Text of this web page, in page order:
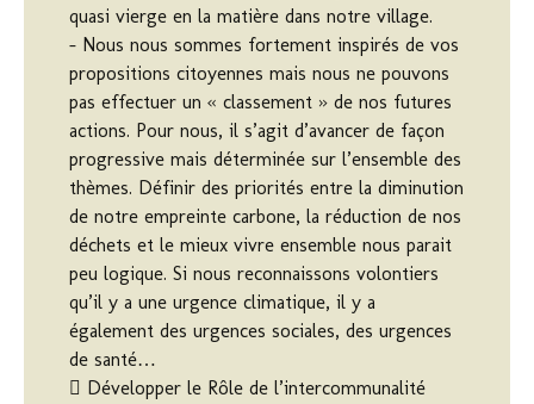
quasi vierge en la matière dans notre village.
– Nous nous sommes fortement inspirés de vos
propositions citoyennes mais nous ne pouvons
pas effectuer un « classement » de nos futures
actions. Pour nous, il s’agit d’avancer de façon
progressive mais déterminée sur l’ensemble des
thèmes. Définir des priorités entre la diminution
de notre empreinte carbone, la réduction de nos
déchets et le mieux vivre ensemble nous parait
peu logique. Si nous reconnaissons volontiers
qu’il y a une urgence climatique, il y a
également des urgences sociales, des urgences
de santé…
 Développer le Rôle de l’intercommunalité